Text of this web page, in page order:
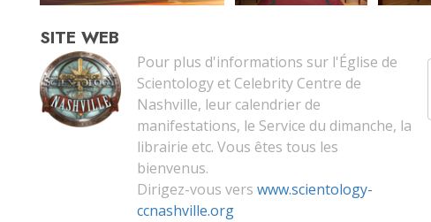
SITE WEB
Pour plus d'informations sur l'Église de
Scientology et Celebrity Centre de
Nashville, leur calendrier de
manifestations, le Service du dimanche, la
librairie etc. Vous êtes tous les
bienvenus.
Dirigez-vous vers www.scientology-
ccnashville.org